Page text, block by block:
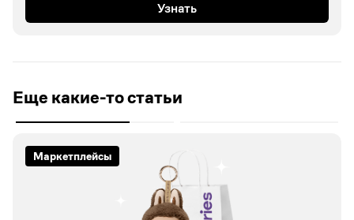
Узнать
Еще какие-то статьи
Маркетплейсы